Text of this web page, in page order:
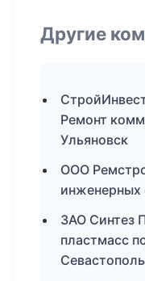
Другие
Ремонт
Ульяновск
ООО
инженерных
ЗАО Синтез
пластмасс
Севастополь